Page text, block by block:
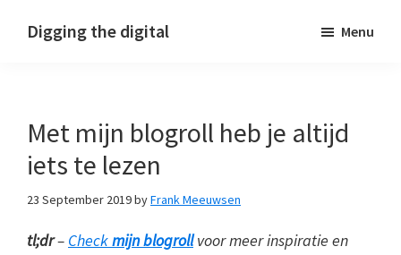
Digging the digital Menu
Met mijn blogroll heb je altijd
iets te lezen
23 September 2019byFrank Meeuwsen
tl;dr– Checkmijn blogrollvoor meer inspiratie en